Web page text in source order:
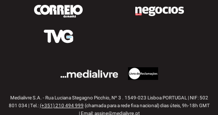
Medialivre S.A. - Rua Luciana Stegagno Picchio, Nº 3 . 1549-023 Lisboa PORTUGAL | NIF: 502
801 034 | Tel.:(+351) 210 494 999 (chamada para a rede fixa nacional) dias úteis, 9h-18h GMT
| Email:assine@medialivre.pt